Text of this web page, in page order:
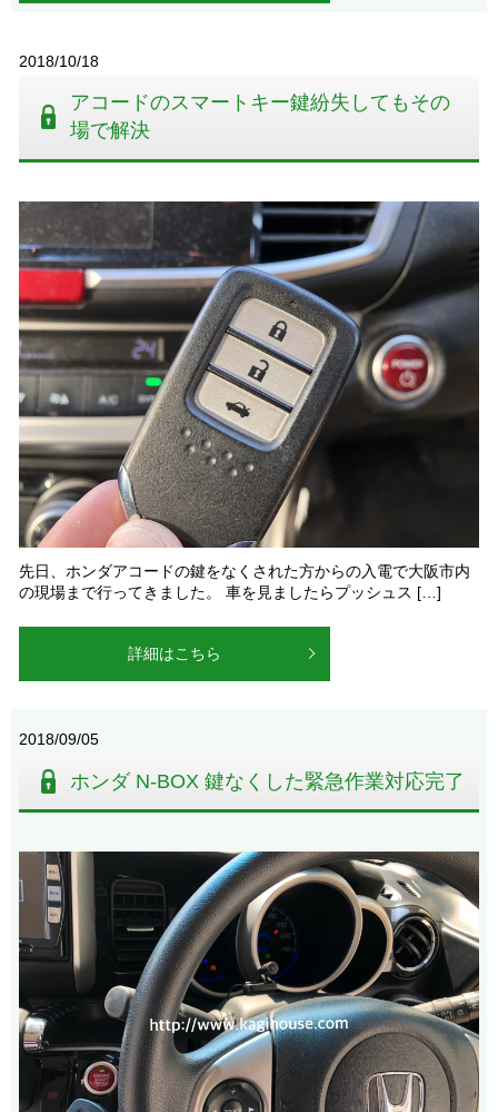
2018/10/18
アコードのスマートキー鍵紛失してもその
場で解決
先日、ホンダアコードの鍵をなくされた方からの入電で大阪市内
の現場まで行ってきました。 車を見ましたらプッシュス […]
詳細はこちら
2018/09/05
ホンダ N-BOX 鍵なくした緊急作業対応完了